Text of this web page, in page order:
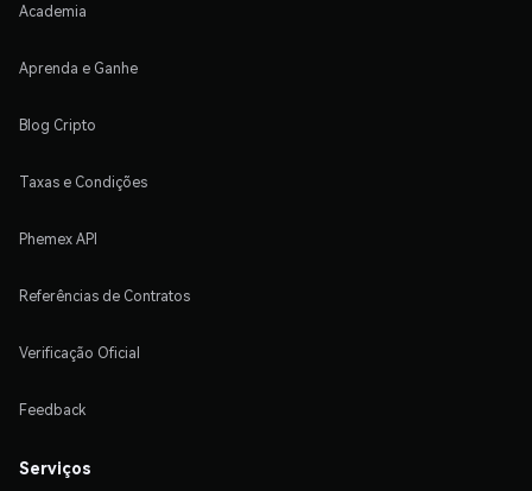
Academia
Aprenda e Ganhe
Blog Cripto
Taxas e Condições
Phemex API
Referências de Contratos
Verificação Oficial
Feedback
Serviços